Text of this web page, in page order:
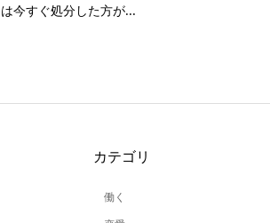
は今すぐ処分した方が...
カテゴリ
働く